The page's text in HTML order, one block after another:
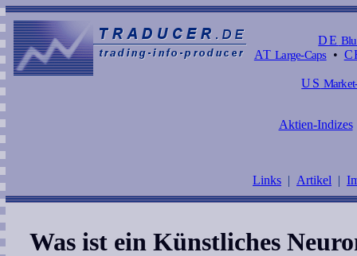
DE
AT Large-Caps•
US
Aktien-Indizes
Links | Artikel |
Was ist ein Künstliches